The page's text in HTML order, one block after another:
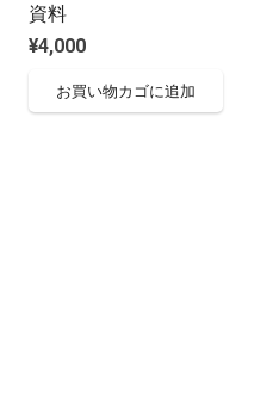
資料
¥4,000
お買い物カゴに追加